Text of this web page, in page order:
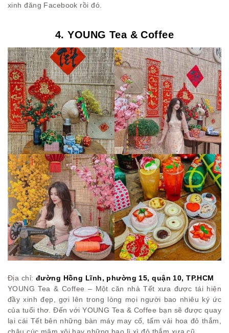
xinh đăng Facebook rồi đó.
4. YOUNG Tea & Coffee
Địa chỉ: đường Hồng Lĩnh, phường 15, quận 10, TP.HCM
YOUNG Tea & Coffee – Một căn nhà Tết xưa được tái hiện
đầy xinh đẹp, gợi lên trong lòng mọi người bao nhiêu ký ức
của tuổi thơ. Đến với YOUNG Tea & Coffee bạn sẽ được quay
lại cái Tết bên những bàn máy may cổ, tấm vải hoa đỏ thắm,